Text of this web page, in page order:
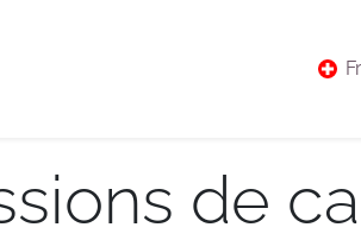
Bl​og
de